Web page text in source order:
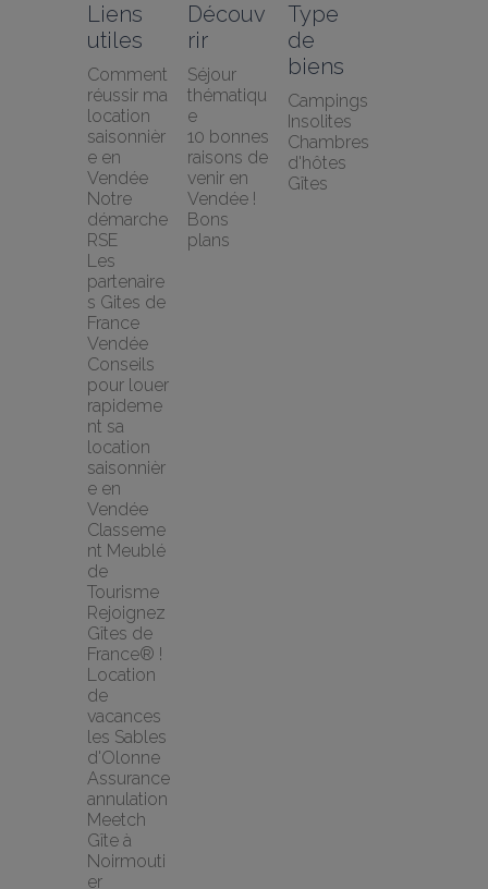
Liens
utiles
Comment
réussir ma
location
saisonnièr
e en
Vendée
Notre
démarche
RSE
Les
partenaire
s Gites de
France
Vendée
Conseils
pour louer
rapideme
nt sa
location
saisonnièr
e en
Vendée
Classeme
nt Meublé
de
Tourisme
Rejoignez
Gîtes de
France® !
Location
de
vacances
les Sables
d'Olonne
Assurance
annulation
Meetch
Gîte à
Noirmouti
er
Découv
rir
Séjour
thématiqu
e
10 bonnes
raisons de
venir en
Vendée !
Bons
plans
Type
de
biens
Campings
Insolites
Chambres
d'hôtes
Gîtes